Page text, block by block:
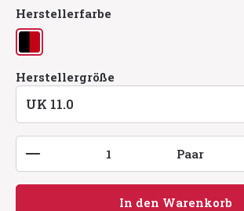
Herstellerfarbe
schwarz/rot
Herstellergröße
Produkt Anzahl: Gib den
Paar
In den Warenkorb